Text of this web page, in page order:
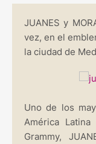
JUANES y
vez, en el
la ciudad de
Uno de los
América
Grammy,